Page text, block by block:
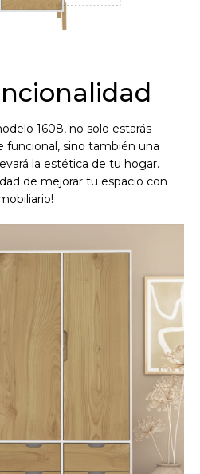
1608, no solo estarás
funcional, sino también una
la estética de tu hogar.
de mejorar tu espacio con